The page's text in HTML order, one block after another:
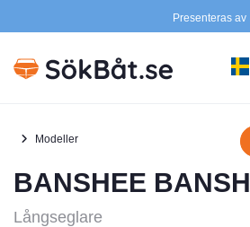
Presenteras av
Modeller
BANSHEE
Långseglare